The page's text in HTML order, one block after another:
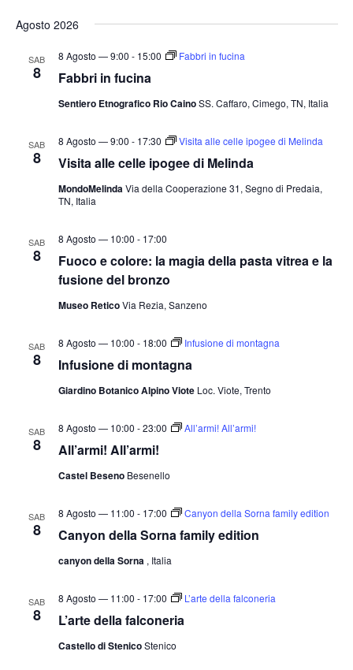
e
i
e
a
a
c
e
V
i
s
e
Agosto 2026
SAB
8 Fabbri in fucina
8 Agosto — 9:00 - 15:00 Fabbri in fucina
Sentiero Etnografico Rio CainoSS. Caffaro, Cimego, TN, Italia
SAB
8 Visita alle celle ipogee di Melinda
8 Agosto — 9:00 - 17:30 Visita alle celle ipogee di Melinda
MondoMelindaVia della Cooperazione 31, Segno di Predaia,
TN, Italia
SAB
8
Fuoco e colore: la magia della pasta vitrea e la
fusione del bronzo
8 Agosto — 10:00 - 17:00
Museo ReticoVia Rezia, Sanzeno
SAB
8 Infusione di montagna
8 Agosto — 10:00 - 18:00 Infusione di montagna
Giardino Botanico Alpino Viote Loc. Viote, Trento
SAB
8 All’armi! All’armi!
8 Agosto — 10:00 -23:00 All’armi! All’armi!
Castel Beseno Besenello
SAB
8 Canyon della Sorna family edition
8 Agosto — 11:00 - 17:00 Canyon della Sorna family edition
canyon della Sorna , Italia
SAB
8 L’arte della falconeria
8 Agosto — 11:00 - 17:00 L’arte della falconeria
Castello di StenicoStenico